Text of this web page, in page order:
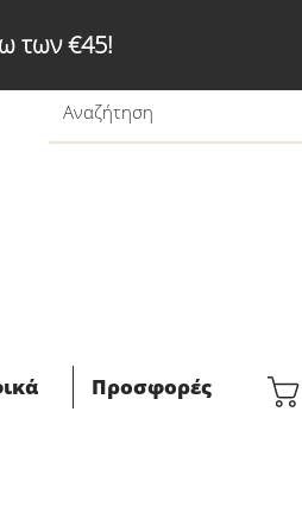
των €45!
Προσφορές